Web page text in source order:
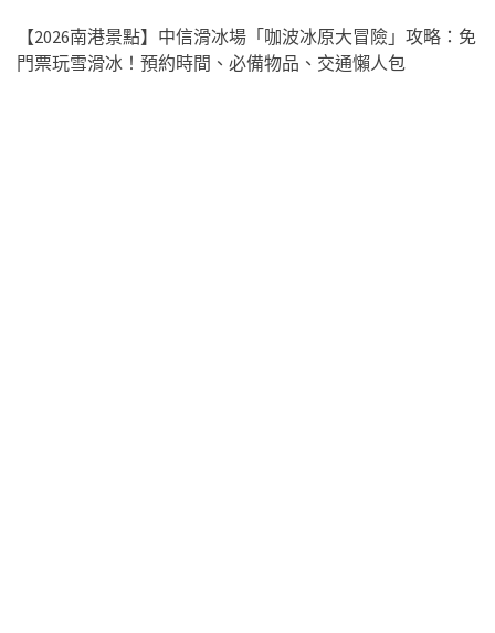
【2026南港景點】中信滑冰場「咖波冰原大冒險」攻略：免
門票玩雪滑冰！預約時間、必備物品、交通懶人包